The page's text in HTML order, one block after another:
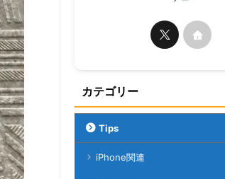
カテゴリー
Tips
iPhone関連